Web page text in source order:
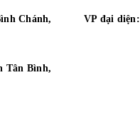
Chánh,
Tân Bình,
VP đại diện: